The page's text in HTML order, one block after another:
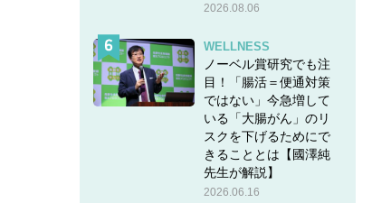
2026.08.06
WELLNESS
ノーベル賞研究でも注
目！「腸活＝便通対策
ではない」今急増して
いる「大腸がん」のリ
スクを下げるためにで
きることとは【國澤純
先生が解説】
2026.06.16